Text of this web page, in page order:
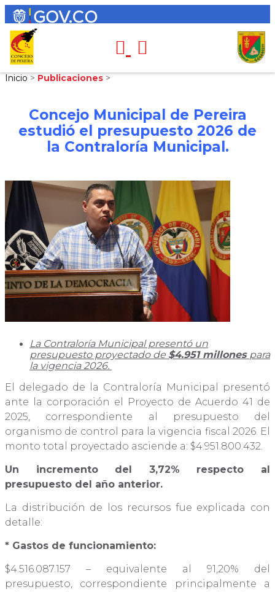
Inicio > Publicaciones >
Concejo Municipal de Pereira
estudió el presupuesto 2026 de
la Contraloría Municipal.
La Contraloría Municipal presentó un
presupuesto proyectado de $4.951 millones para
la vigencia 2026.
El delegado de la Contraloría Municipal presentó
ante la corporación el Proyecto de Acuerdo 41 de
2025, correspondiente al presupuesto del
organismo de control para la vigencia fiscal 2026. El
monto total proyectado asciende a: $4.951.800.432.
Un incremento del 3,72% respecto al
presupuesto del año anterior.
La distribución de los recursos fue explicada con
detalle:
* Gastos de funcionamiento:
$4.516.087.157 – equivalente al 91,20% del
presupuesto, correspondiente principalmente a